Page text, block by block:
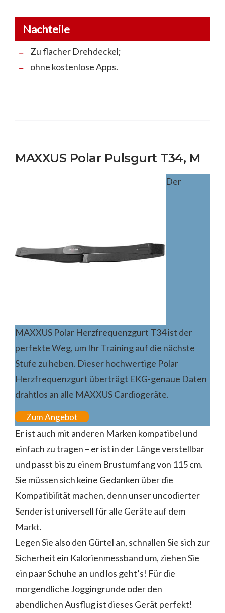
Nachteile
Zu flacher Drehdeckel;
ohne kostenlose Apps.
MAXXUS Polar Pulsgurt T34, M
Der
MAXXUS Polar Herzfrequenzgurt T34 ist der
perfekte Weg, um Ihr Training auf die nächste
Stufe zu heben. Dieser hochwertige Polar
Herzfrequenzgurt überträgt EKG-genaue Daten
drahtlos an alle MAXXUS Cardiogeräte.
Zum Angebot
Er ist auch mit anderen Marken kompatibel und
einfach zu tragen – er ist in der Länge verstellbar
und passt bis zu einem Brustumfang von 115 cm.
Sie müssen sich keine Gedanken über die
Kompatibilität machen, denn unser uncodierter
Sender ist universell für alle Geräte auf dem
Markt.
Legen Sie also den Gürtel an, schnallen Sie sich zur
Sicherheit ein Kalorienmessband um, ziehen Sie
ein paar Schuhe an und los geht’s! Für die
morgendliche Joggingrunde oder den
abendlichen Ausflug ist dieses Gerät perfekt!